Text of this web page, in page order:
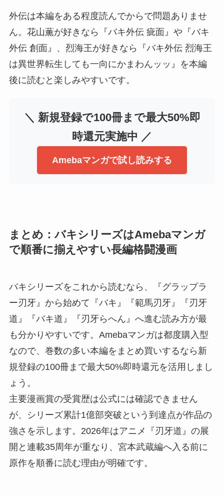
外伝は本編をある程度読んでからで問題ありませ
ん。花山薫が好きなら『バキ外伝 疵面』や『バキ
外伝 創面』、烈海王が好きなら『バキ外伝 烈海王
は異世界転生しても一向にかまわんッッ』を本編
後に読むと楽しみやすいです。
＼ 新規登録で100冊まで最大50%即
時還元実施中 ／
Amebaマンガで試し読みする
まとめ：バキシリーズはAmebaマンガ
で順番に揃えやすい長編格闘漫画
バキシリーズをこれから読むなら、『グラップラ
ー刃牙』から始めて『バキ』『範馬刃牙』『刃牙
道』『バキ道』『刃牙らへん』へ進む読み方が最
も分かりやすいです。Amebaマンガは都度購入型
なので、巻数の多い本編をまとめ買いするなら新
規登録の100冊まで最大50%即時還元を活用しまし
ょう。
主要漫画賞の受賞歴は公式には確認できません
が、シリーズ累計1億部突破という到達点が作品の
強さを示します。2026年はアニメ『刃牙道』の展
開と連載35周年が重なり、宮本武蔵編へ入る前に
原作を順番に読む理由が明確です。